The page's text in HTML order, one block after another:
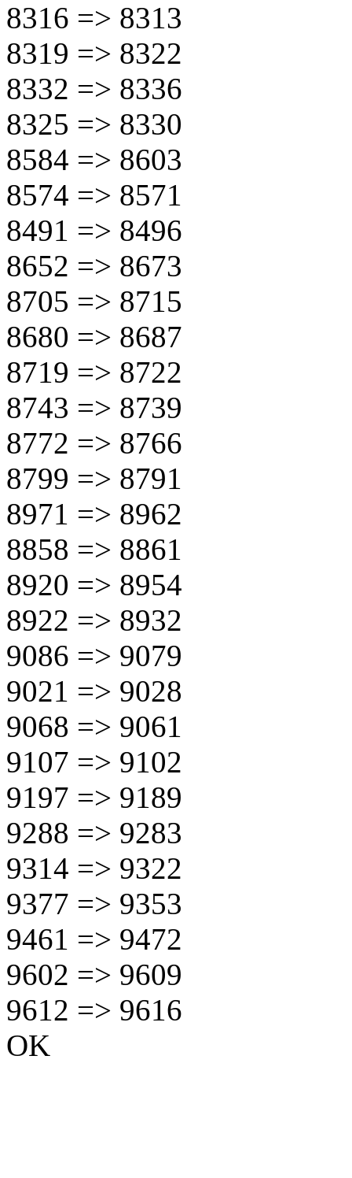
8316 => 8313
8319 => 8322
8332 => 8336
8325 => 8330
8584 => 8603
8574 => 8571
8491 => 8496
8652 => 8673
8705 => 8715
8680 => 8687
8719 => 8722
8743 => 8739
8772 => 8766
8799 => 8791
8971 => 8962
8858 => 8861
8920 => 8954
8922 => 8932
9086 => 9079
9021 => 9028
9068 => 9061
9107 => 9102
9197 => 9189
9288 => 9283
9314 => 9322
9377 => 9353
9461 => 9472
9602 => 9609
9612 => 9616
OK